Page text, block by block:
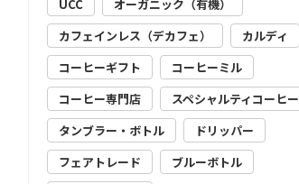
UCC
オーガニック（有機）
カフェインレス（デカフェ）
カルディ
コーヒーギフト
コーヒーミル
コーヒー専門店
スペシャルティコーヒー
タンブラー・ボトル
ドリッパー
フェアトレード
ブルーボトル